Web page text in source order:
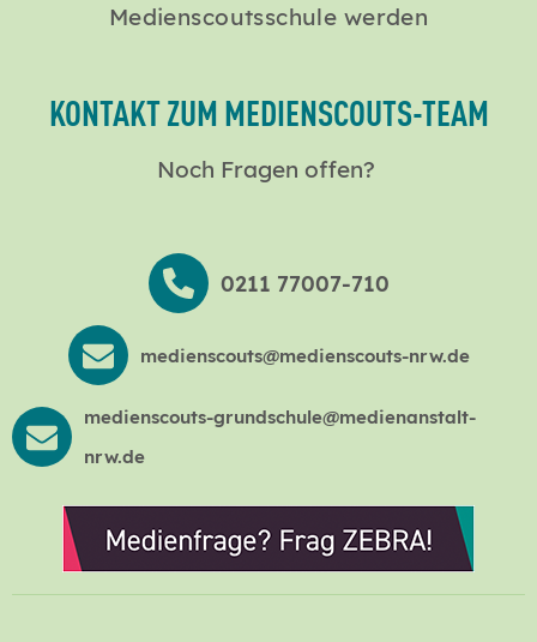
Medienscoutsschule werden
KONTAKT ZUM MEDIENSCOUTS-TEAM
Noch Fragen offen?
0211 77007-710
medienscouts@medienscouts-nrw.de
medienscouts-grundschule@medienanstalt-
nrw.de